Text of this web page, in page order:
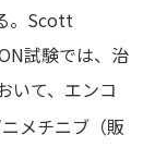
Scott
試験では、治
いて、エンコ
メチニブ（販